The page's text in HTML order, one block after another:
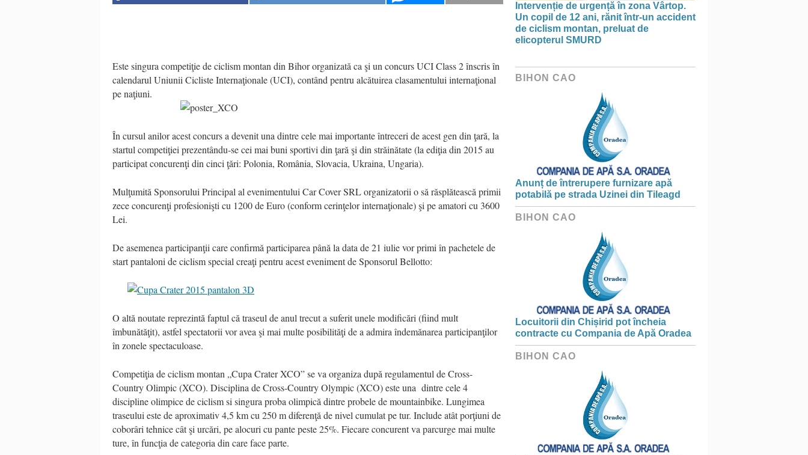
Este singura competiţie de ciclism montan din Bihor organizată ca şi un concurs UCI Class 2 înscris în
calendarul Uniunii Cicliste Internaţionale (UCI), contând pentru alcătuirea clasamentului internaţional
pe naţiuni.
În cursul anilor acest concurs a devenit una dintre cele mai importante întreceri de acest gen din ţară, la
startul competiţiei prezentându-se cei mai buni sportivi din ţară şi din străinătate (la ediţia din 2015 au
participat concurenţi din cinci ţări: Polonia, România, Slovacia, Ukraina, Ungaria).
Mulţumită Sponsorului Principal al evenimentului Car Cover SRL organizatorii o să răsplătească primii
zece concurenţi profesionişti cu 1200 de Euro (conform cerinţelor internaţionale) şi pe amatori cu 3600
Lei.
De asemenea participanţii care confirmă participarea până la data de 21 iulie vor primi în pachetele de
start pantaloni de ciclism special creaţi pentru acest eveniment de Sponsorul Bellotto:
O altă noutate reprezintă faptul că traseul de anul trecut a suferit unele modificări (fiind mult
îmbunătăţit), astfel spectatorii vor avea şi mai multe posibilităţi de a admira îndemănarea participanţilor
în zonele spectaculoase.
Competiţia de ciclism montan „Cupa Crater XCO” se va organiza după regulamentul de Cross-
Country Olimpic (XCO). Disciplina de Cross-Country Olympic (XCO) este una dintre cele 4
discipline olimpice de ciclism si singura proba olimpică dintre probele de mountainbike. Lungimea
traseului este de aproximativ 4,5 km cu 250 m diferenţă de nivel cumulat pe tur. Include atât porţiuni de
coborâri tehnice cât şi urcări, pe alocuri cu pante peste 25%. Fiecare concurent va parcurge mai multe
ture, în funcţia de categoria din care face parte.
Intervenție de urgență în zona Vârtop.
Un copil de 12 ani, rănit într-un accident
de ciclism montan, preluat de
elicopterul SMURD
BIHON CAO
Anunț de întrerupere furnizare apă
potabilă pe strada Uzinei din Tileagd
BIHON CAO
Locuitorii din Chișirid pot încheia
contracte cu Compania de Apă Oradea
BIHON CAO